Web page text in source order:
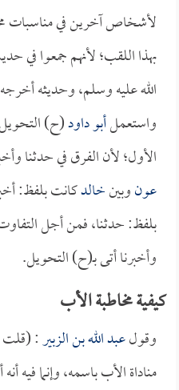
لأشخاص آخرين في مناسبات
بهذا اللقب؛ لأنهم جمعوا
الله عليه وسلم، وحديثه
واستعملأبو داود(ح)
الأول؛ لأن الفرق في حدثنا
عونوبينخالدكانت بلفظ:
بلفظ: حدثنا، فمن أجل
وأخبرنا أتى بـ(ح) التحويل.
كيفية مخاطبة الأب
وقولعبد الله بن الزبير: (قلت
مناداة الأب باسمه، وإنما فيه